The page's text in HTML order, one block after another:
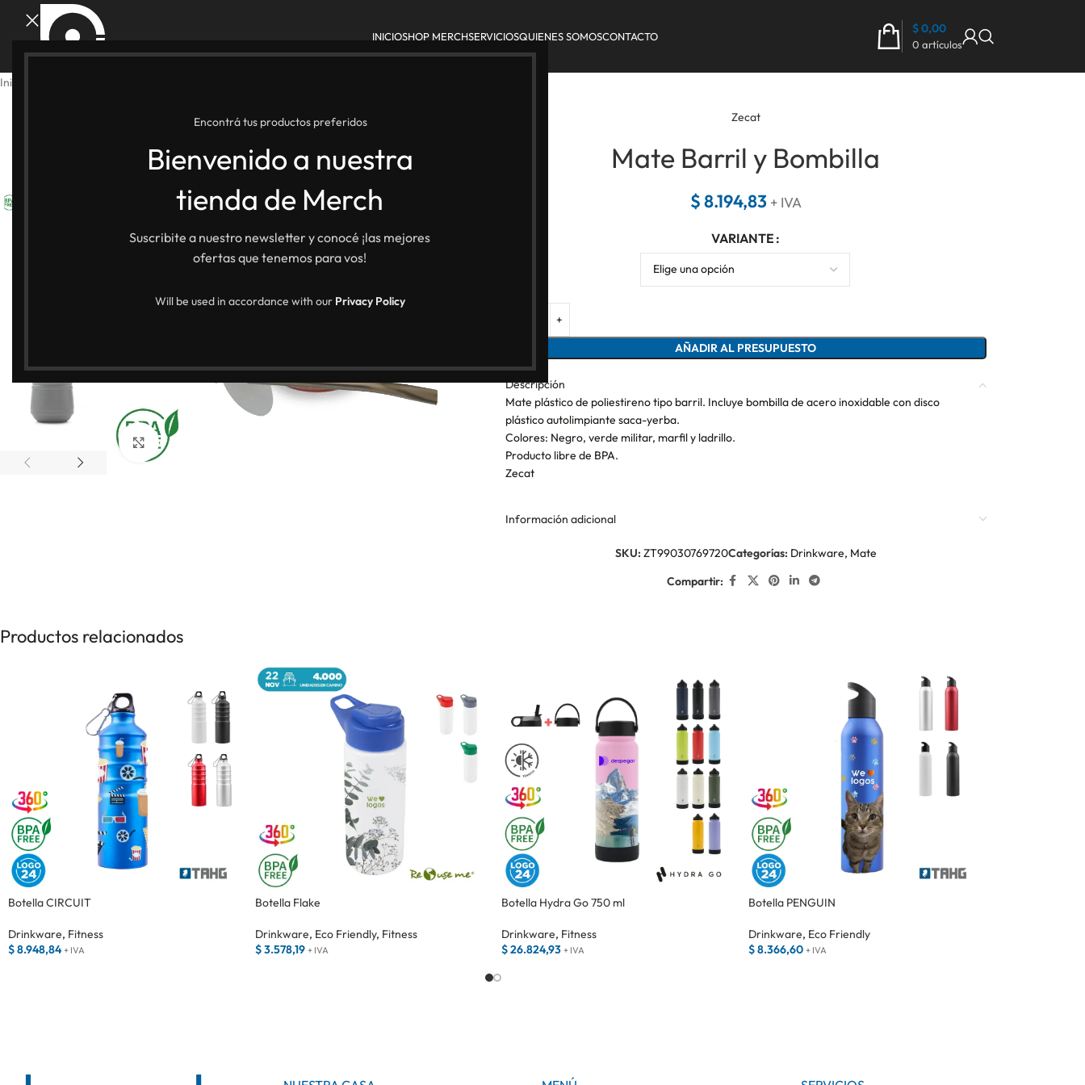
Encontrá tus productos preferidos
Bienvenido a nuestra
tienda de Merch
Suscribite a nuestro newsletter y conocé ¡las mejores
ofertas que tenemos para vos!
Will be used in accordance with our Privacy Policy
INICIOSHOP MERCHSERVICIOSQUIENES SOMOSCONTACTO
0 artículos
$0,00
Inicio
Clic para ampliar
Zecat
Mate Barril y Bombilla
$8.194,83 + IVA
VARIANTE
AÑADIR AL PRESUPUESTO
Descripción
Mate plástico de poliestireno tipo barril. Incluye bombilla de acero inoxidable con disco
plástico autolimpiante saca-yerba.
Colores: Negro, verde militar, marfil y ladrillo.
Producto libre de BPA.
Zecat
Información adicional
SKU: ZT99030769720Categorías: Drinkware, Mate
Compartir:
Productos relacionados
Botella CIRCUIT
Drinkware, Fitness
$8.948,84 + IVA
Botella Flake
Drinkware, Eco Friendly, Fitness
$3.578,19 + IVA
Botella Hydra Go 750 ml
Drinkware, Fitness
$26.824,93 + IVA
Botella PENGUIN
Drinkware, Eco Friendly
$8.366,60 + IVA